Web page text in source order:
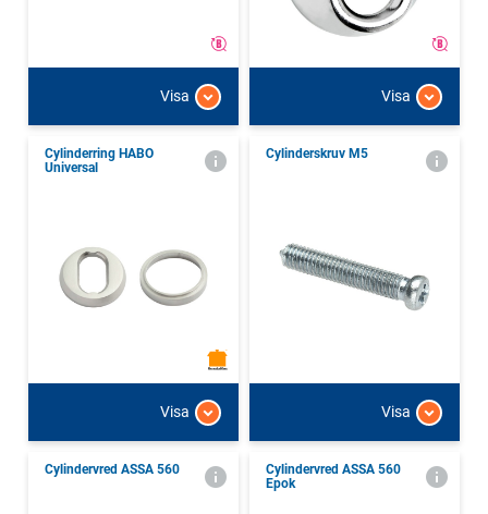
Visa Visa
Cylinderring HABO
Universal
Visa
Cylinderskruv M5
Visa
Cylindervred ASSA 560
Cylindervred ASSA 560
Epok